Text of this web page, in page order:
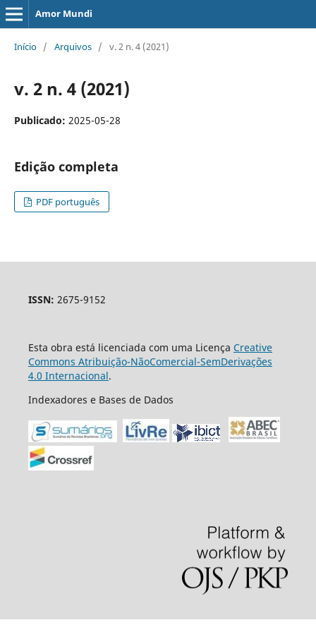
Amor Mundi
Início / Arquivos / v. 2 n. 4 (2021)
v. 2 n. 4 (2021)
Publicado: 2025-05-28
Edição completa
PDF português
ISSN: 2675-9152
Esta obra está licenciada com uma Licença Creative
Commons Atribuição-NãoComercial-SemDerivações
4.0 Internacional.
Indexadores e Bases de Dados